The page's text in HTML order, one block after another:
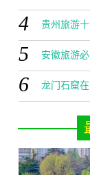
点)
4 贵州旅游
景点)
5 安徽旅游
点排名
6 龙门石窟